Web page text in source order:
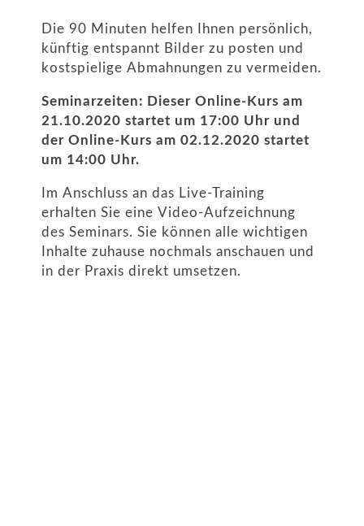
Die 90 Minuten helfen Ihnen persönlich,
künftig entspannt Bilder zu posten und
kostspielige Abmahnungen zu vermeiden.
Seminarzeiten: Dieser Online-Kurs am
21.10.2020 startet um 17:00 Uhr und
der Online-Kurs am 02.12.2020 startet
um 14:00 Uhr.
Im Anschluss an das Live-Training
erhalten Sie eine Video-Aufzeichnung
des Seminars. Sie können alle wichtigen
Inhalte zuhause nochmals anschauen und
in der Praxis direkt umsetzen.